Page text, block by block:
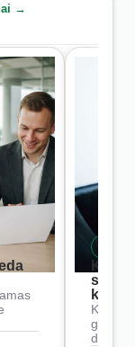
→
Kaip